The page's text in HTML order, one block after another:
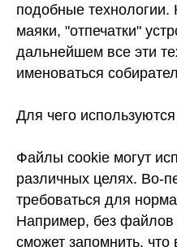
подобные
маяки, "отпечатки"
дальнейшем все эти
именоваться
Для чего
Файлы cookie могут
различных целях. Во-
требоваться для
Например, без файлов
сможет запомнить,